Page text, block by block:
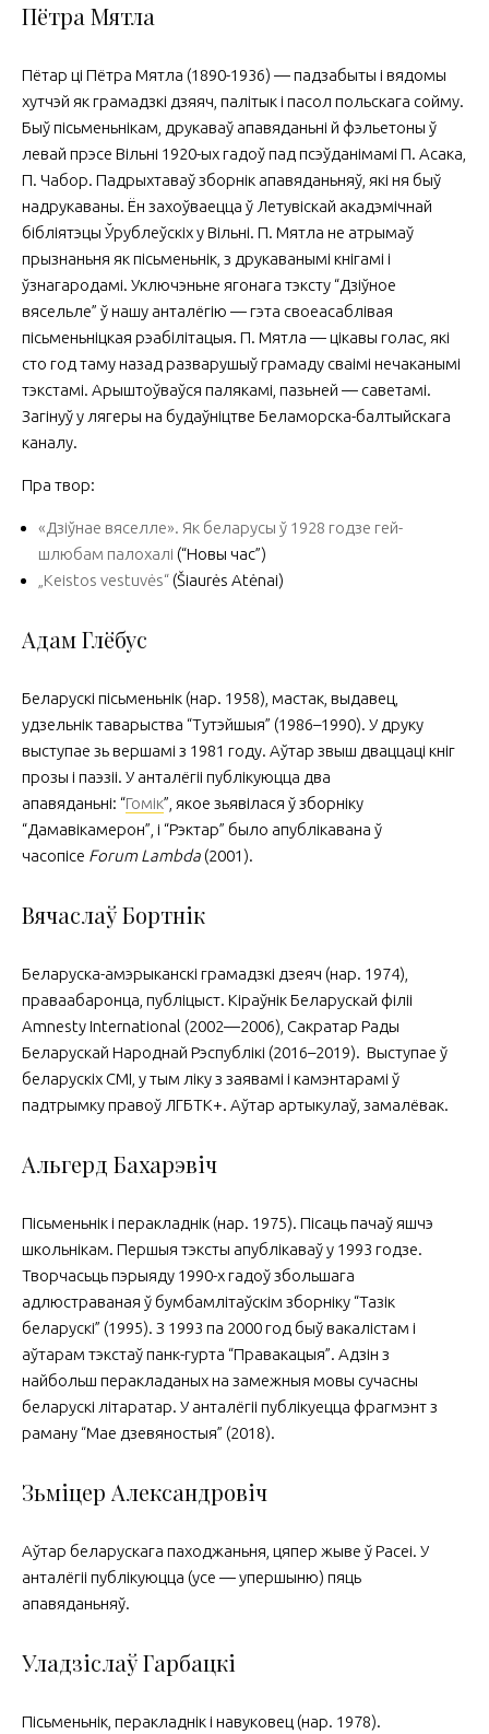
Пётра Мятла
Пётар ці Пётра Мятла (1890-1936) — падзабыты і вядомы
хутчэй як грамадзкі дзяяч, палітык і пасол польскага сойму.
Быў пісьменьнікам, друкаваў апавяданьні й фэльетоны ў
левай прэсе Вільні 1920-ых гадоў пад псэўданімамі П. Асака,
П. Чабор. Падрыхтаваў зборнік апавяданьняў, які ня быў
надрукаваны. Ён захоўваецца ў Летувіскай акадэмічнай
бібліятэцы Ўрублеўскіх у Вільні. П. Мятла не атрымаў
прызнаньня як пісьменьнік, з друкаванымі кнігамі і
ўзнагародамі. Уключэньне ягонага тэксту “Дзіўное
вясельле” ў нашу анталёгію — гэта своеасаблівая
пісьменьніцкая рэабілітацыя. П. Мятла — цікавы голас, які
сто год таму назад разварушыў грамаду сваімі нечаканымі
тэкстамі. Арыштоўваўся палякамі, пазьней — саветамі.
Загінуў у лягеры на будаўніцтве Беламорска-балтыйскага
каналу.
Пра твор:
«Дзіўнае вяселле». Як беларусы ў 1928 годзе гей-
шлюбам палохалі (“Новы час”)
„Keistos vestuvės“ (Šiaurės Atėnai)
Адам Глёбус
Беларускі пісьменьнік (нар. 1958), мастак, выдавец,
удзельнік таварыства “Тутэйшыя” (1986–1990). У друку
выступае зь вершамі з 1981 году. Аўтар звыш дваццаці кніг
прозы і паэзіі. У анталёгіі публікуюцца два
апавяданьні: “Гомік”, якое зьявілася ў зборніку
“Дамавікамерон”, і “Рэктар” было апублікавана ў
часопісе Forum Lambda (2001).
Вячаслаў Бортнік
Беларуска-амэрыканскі грамадзкі дзеяч (нар. 1974),
праваабаронца, публіцыст. Кіраўнік Беларускай філіі
Amnesty International (2002—2006), Сакратар Рады
Беларускай Народнай Рэспублікі (2016–2019). Выступае ў
беларускіх СМІ, у тым ліку з заявамі і камэнтарамі ў
падтрымку правоў ЛГБТК+. Аўтар артыкулаў, замалёвак.
Альгерд Бахарэвіч
Пісьменьнік і перакладнік (нар. 1975). Пісаць пачаў яшчэ
школьнікам. Першыя тэксты апублікаваў у 1993 годзе.
Творчасьць пэрыяду 1990-х гадоў збольшага
адлюстраваная ў бумбамлітаўскім зборніку “Тазік
беларускі” (1995). З 1993 па 2000 год быў вакалістам і
аўтарам тэкстаў панк-гурта “Правакацыя”. Адзін з
найбольш перакладаных на замежныя мовы сучасны
беларускі літаратар. У анталёгіі публікуецца фрагмэнт з
раману “Мае дзевяностыя” (2018).
Зьміцер Александровіч
Аўтар беларускага паходжаньня, цяпер жыве ў Расеі. У
анталёгіі публікуюцца (усе — упершыню) пяць
апавяданьняў.
Уладзіслаў Гарбацкі
Пісьменьнік, перакладнік і навуковец (нар. 1978).